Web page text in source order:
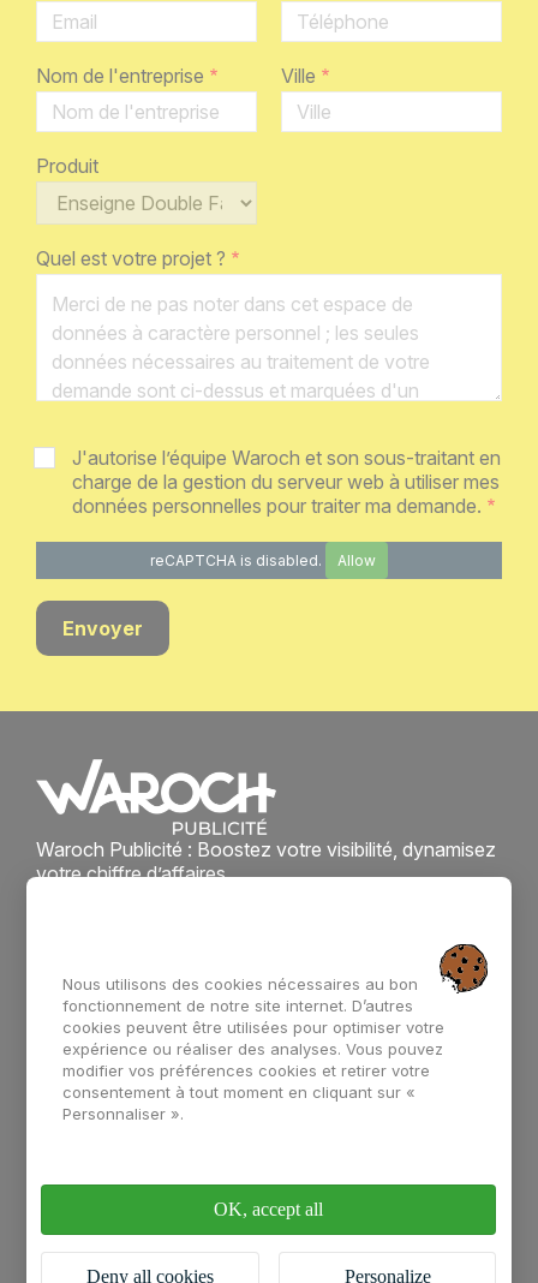
Nom de l'entreprise Ville
Produit
Quel est votre projet ?
J'autorise l’équipe Waroch et son sous-traitant en
charge de la gestion du serveur web à utiliser mes
données personnelles pour traiter ma demande.
reCAPTCHA is disabled. Allow
Waroch Publicité : Boostez votre visibilité, dynamisez
votre chiffre d’affaires.
Signalétique
Marquage véhicule
Vitrophanie
La team Waroch
Contact
contact@waroch.bzh
47 bis Rue Alain Gerbault, 56000 Vannes
Nous utilisons des cookies nécessaires au bon
fonctionnement de notre site internet. D’autres
cookies peuvent être utilisées pour optimiser votre
expérience ou réaliser des analyses. Vous pouvez
modifier vos préférences cookies et retirer votre
consentement à tout moment en cliquant sur «
Personnaliser ».
OK, accept all
Deny all cookies Personalize